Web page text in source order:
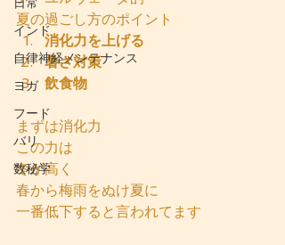
インド
自律神経メンテナンス
ヨガ
フード
バリ
数秘学
夏の過ごし方のポイント
消化力を上げる
暑さ対策
飲食物
まずは消化力
この力は
冬が高く
春から梅雨をぬけ夏に
一番低下すると言われてます